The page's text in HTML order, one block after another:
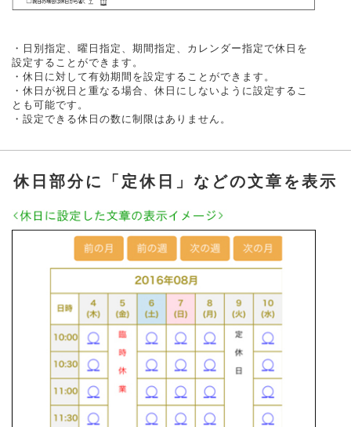
・日別指定、曜日指定、期間指定、カレンダー指定で休日を
設定することができます。
・休日に対して有効期間を設定することができます。
・休日が祝日と重なる場合、休日にしないように設定するこ
とも可能です。
・設定できる休日の数に制限はありません。
休日部分に「定休日」などの文章を表示